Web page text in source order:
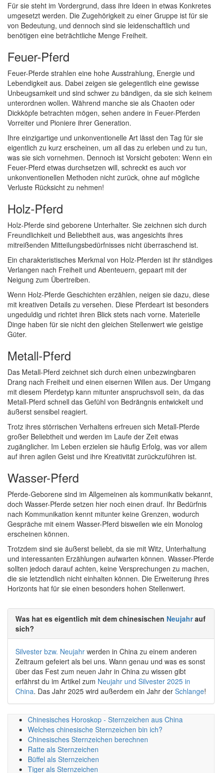
Für sie steht im Vordergrund, dass ihre Ideen in etwas Konkretes
umgesetzt werden. Die Zugehörigkeit zu einer Gruppe ist für sie
von Bedeutung, und dennoch sind sie leidenschaftlich und
benötigen eine beträchtliche Menge Freiheit.
Feuer-Pferd
Feuer-Pferde strahlen eine hohe Ausstrahlung, Energie und
Lebendigkeit aus. Dabei zeigen sie gelegentlich eine gewisse
Unbeugsamkeit und sind schwer zu bändigen, da sie sich keinem
unterordnen wollen. Während manche sie als Chaoten oder
Dickköpfe betrachten mögen, sehen andere in Feuer-Pferden
Vorreiter und Pioniere ihrer Generation.
Ihre einzigartige und unkonventionelle Art lässt den Tag für sie
eigentlich zu kurz erscheinen, um all das zu erleben und zu tun,
was sie sich vornehmen. Dennoch ist Vorsicht geboten: Wenn ein
Feuer-Pferd etwas durchsetzen will, schreckt es auch vor
unkonventionellen Methoden nicht zurück, ohne auf mögliche
Verluste Rücksicht zu nehmen!
Holz-Pferd
Holz-Pferde sind geborene Unterhalter. Sie zeichnen sich durch
Freundlichkeit und Beliebtheit aus, was angesichts ihres
mitreißenden Mitteilungsbedürfnisses nicht überraschend ist.
Ein charakteristisches Merkmal von Holz-Pferden ist ihr ständiges
Verlangen nach Freiheit und Abenteuern, gepaart mit der
Neigung zum Übertreiben.
Wenn Holz-Pferde Geschichten erzählen, neigen sie dazu, diese
mit kreativen Details zu versehen. Diese Pferdeart ist besonders
ungeduldig und richtet ihren Blick stets nach vorne. Materielle
Dinge haben für sie nicht den gleichen Stellenwert wie geistige
Güter.
Metall-Pferd
Das Metall-Pferd zeichnet sich durch einen unbezwingbaren
Drang nach Freiheit und einen eisernen Willen aus. Der Umgang
mit diesem Pferdetyp kann mitunter anspruchsvoll sein, da das
Metall-Pferd schnell das Gefühl von Bedrängnis entwickelt und
äußerst sensibel reagiert.
Trotz ihres störrischen Verhaltens erfreuen sich Metall-Pferde
großer Beliebtheit und werden im Laufe der Zeit etwas
zugänglicher. Im Leben erzielen sie häufig Erfolg, was vor allem
auf ihren agilen Geist und ihre Kreativität zurückzuführen ist.
Wasser-Pferd
Pferde-Geborene sind im Allgemeinen als kommunikativ bekannt,
doch Wasser-Pferde setzen hier noch einen drauf. Ihr Bedürfnis
nach Kommunikation kennt mitunter keine Grenzen, wodurch
Gespräche mit einem Wasser-Pferd bisweilen wie ein Monolog
erscheinen können.
Trotzdem sind sie äußerst beliebt, da sie mit Witz, Unterhaltung
und interessanten Erzählungen aufwarten können. Wasser-Pferde
sollten jedoch darauf achten, keine Versprechungen zu machen,
die sie letztendlich nicht einhalten können. Die Erweiterung ihres
Horizonts hat für sie einen besonders hohen Stellenwert.
Was hat es eigentlich mit dem chinesischen Neujahrauf
sich?
Silvester bzw. Neujahr werden in China zu einem anderen
Zeitraum gefeiert als bei uns. Wann genau und was es sonst
über das Fest zum neuen Jahr in China zu wissen gibt
erfährst du im Artikel zum Neujahr und Silvester 2025 in
China. Das Jahr 2025 wird außerdem ein Jahr der Schlange!
Chinesisches Horoskop - Sternzeichen aus China
Welches chinesische Sternzeichen bin ich?
Chinesisches Sternzeichen berechnen
Ratte als Sternzeichen
Büffel als Sternzeichen
Tiger als Sternzeichen